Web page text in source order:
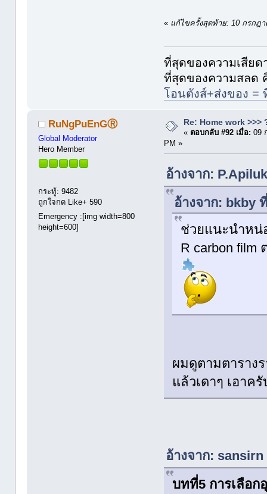
« แก้ไขครั้งสุดท้าย: 10 กรกฎา
ที่สุดของความเสียด
ที่สุดของความสลด
โอนตังส์+ส่งของ =
RuNgPuEnGⓇ
Global Moderator
Hero Member
กระทู้: 9482
ถูกใจกด Like+ 590
Emergency :[img width=800
height=600]
Re: Home work >>>
« ตอบกลับ #92 เมื่อ: 09
PM »
อ้างจาก:
อ้างจาก: bkby
ช่วยแนะนำหน่
R carbon film
ผมดูตามตาราง
แล้วเดาๆ เอาค
อ้างจาก:
บทที่5 การเลือก